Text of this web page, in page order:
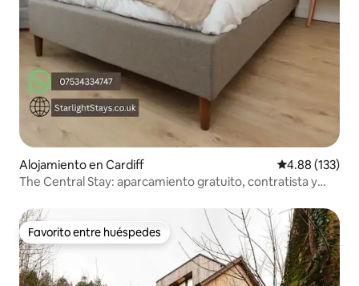
Alojamiento en Cardiff Calificación
4.88 (133)
The Central Stay: aparcamiento gratuito, contratista y
Favorito entre huéspedes
Favorito entre huéspedes